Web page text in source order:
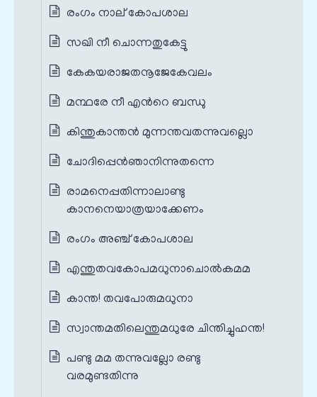
രംഗം നാല് കോപശാല
സഖി നീ ചൊന്നതുകേട്ടു
കേകയരാജതനൂജേകേവലം
മന്ഥരേ നീ എന്‍റെ ബന്ധു
കിന്തുകാന്തന്‍ മുന്നന്തവതന്നുവല്ലൊ
ചോദിപ്പെന്‍ഞാനിന്നുതന്നെ
രാമനെപ്പതിന്നാലാണ്ടു
കാനനെയാത്രയാക്കേണം
രംഗം അഞ്ച് കോപശാല
എന്തുതവകോപമധുനാചൊല്‍കമമ
കാന്ത! തവപോരുമധുനാ
സ്വാന്തമതിലെന്തുമധുരേ ചിന്തിച്ചുഹന്ത!
പണ്ടു മമ തന്നുവല്ലോ രണ്ടു
വരമുണ്ടതിന്നു